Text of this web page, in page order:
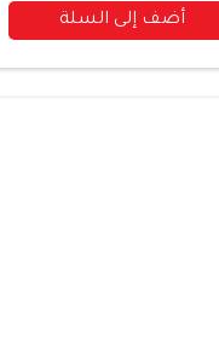
أضف إلى السلة